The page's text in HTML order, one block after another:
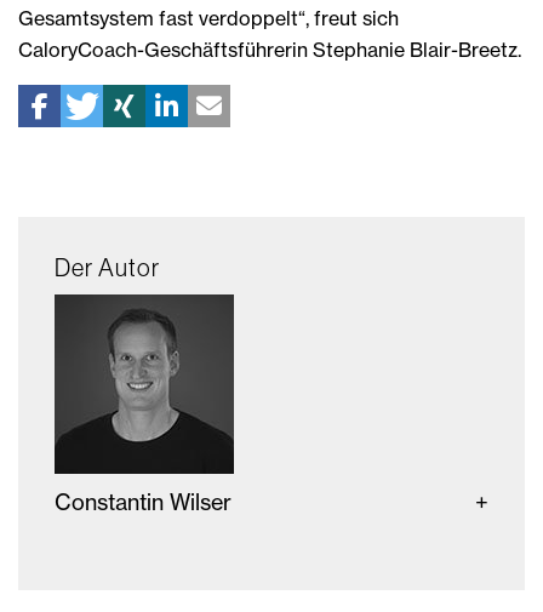
Gesamtsystem fast verdoppelt“, freut sich
CaloryCoach-Geschäftsführerin Stephanie Blair-Breetz.
Der Autor
Constantin Wilser